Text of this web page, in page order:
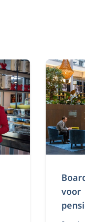
voor
rs |